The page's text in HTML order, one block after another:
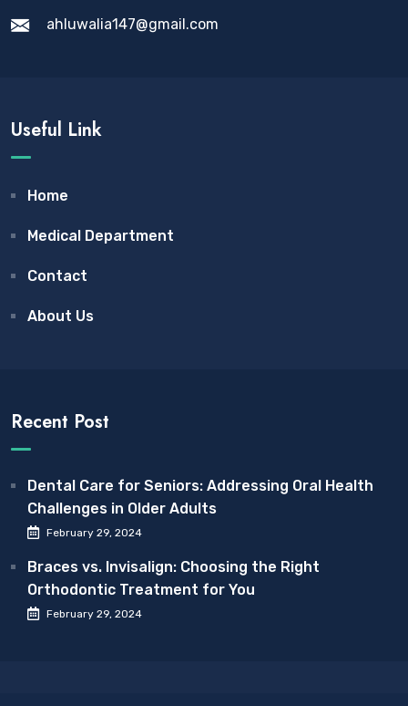
ahluwalia147@gmail.com
Useful Link
Home
Medical Department
Contact
About Us
Recent Post
Dental Care for Seniors: Addressing Oral Health
Challenges in Older Adults
February 29, 2024
Braces vs. Invisalign: Choosing the Right
Orthodontic Treatment for You
February 29, 2024